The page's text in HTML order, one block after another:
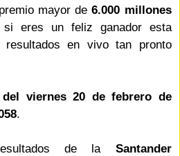
mayor de6.000 millones
si eres un feliz ganador esta
resultados en vivo tan pronto
del viernes 20 de febrero de
.
de la Santander